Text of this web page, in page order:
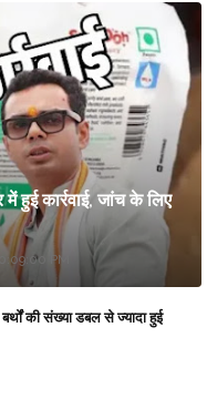
हुई कार्रवाई, जांच के लिए
PM
की संख्या डबल से ज्यादा हुई